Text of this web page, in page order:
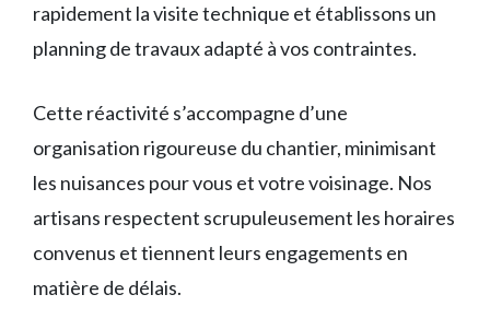
rapidement la visite technique et établissons un
planning de travaux adapté à vos contraintes.
Cette réactivité s’accompagne d’une
organisation rigoureuse du chantier, minimisant
les nuisances pour vous et votre voisinage. Nos
artisans respectent scrupuleusement les horaires
convenus et tiennent leurs engagements en
matière de délais.